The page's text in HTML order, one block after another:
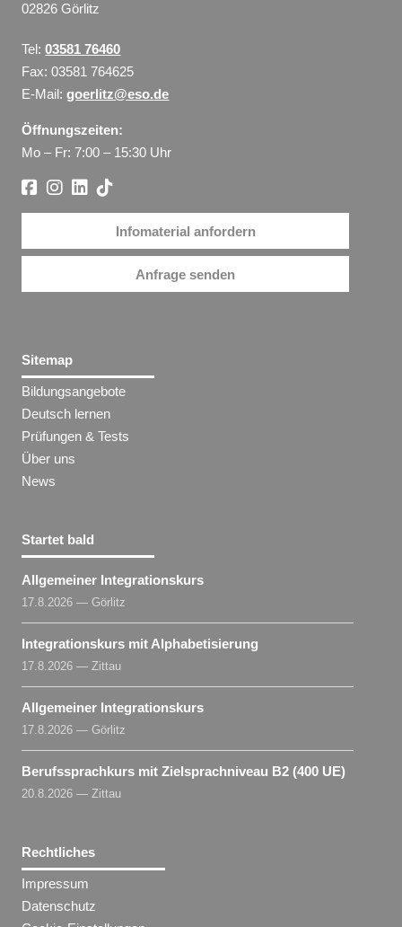
02826 Görlitz
Tel:03581 76460
Fax: 03581 764625
E-Mail:goerlitz@eso.de
Öffnungszeiten:
Mo – Fr: 7:00 – 15:30 Uhr
Infomaterial anfordern
Anfrage senden
Sitemap
Bildungsangebote
Deutsch lernen
Prüfungen & Tests
Über uns
News
Startet bald
Allgemeiner Integrationskurs
17.8.2026 — Görlitz
Integrationskurs mit Alphabetisierung
17.8.2026 — Zittau
Allgemeiner Integrationskurs
17.8.2026 — Görlitz
Berufssprachkurs mit Zielsprachniveau B2 (400 UE)
20.8.2026 — Zittau
Rechtliches
Impressum
Datenschutz